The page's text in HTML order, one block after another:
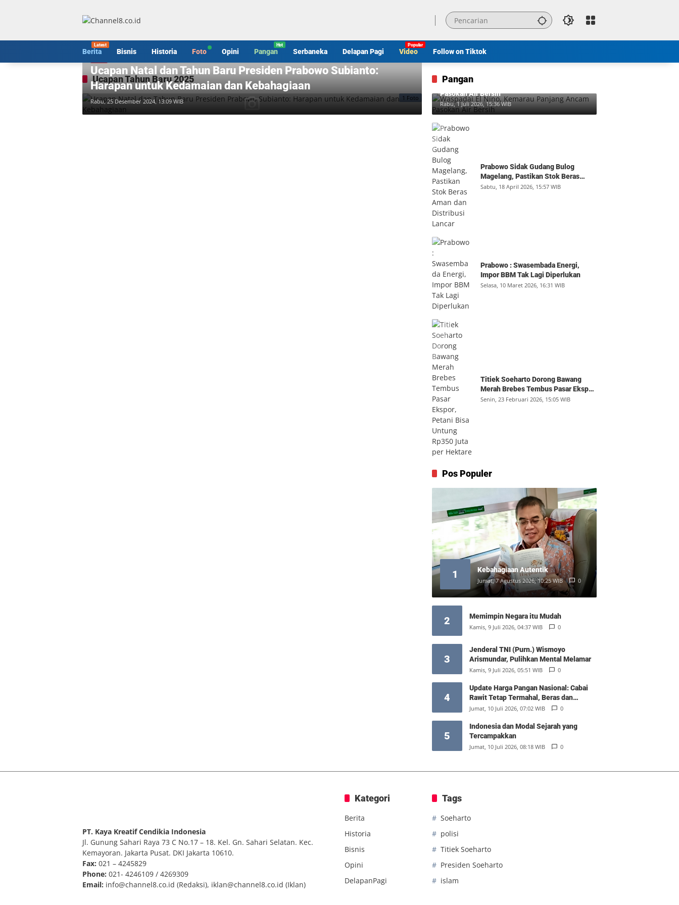
Berita Bisnis Historia Foto Opini Pangan Serbaneka Delapan Pagi Video Follow on Tiktok
Ucapan Tahun Baru 2025
1 Foto
Ucapan Natal dan Tahun Baru Presiden Prabowo Subianto:
Harapan untuk Kedamaian dan Kebahagiaan
Rabu, 25 Desember 2024, 13:09 WIB
Pangan
Waspadai El Nino, Kemarau Panjang Ancam
Pasokan Air Bersih
Rabu, 1 Juli 2026, 15:36 WIB
Prabowo Sidak Gudang Bulog
Magelang, Pastikan Stok Beras
Aman dan Distribusi Lancar
Sabtu, 18 April 2026, 15:57 WIB
Prabowo : Swasembada Energi,
Impor BBM Tak Lagi Diperlukan
Selasa, 10 Maret 2026, 16:31 WIB
Titiek Soeharto Dorong Bawang
Merah Brebes Tembus Pasar Ekspor,
Petani Bisa Untung Rp350 Juta per
Senin, 23 Februari 2026, 15:05 WIB
Pos Populer
1 Kebahagiaan Autentik
Jumat, 7 Agustus 2026, 10:25 WIB 0
2 Memimpin Negara itu Mudah
Kamis, 9 Juli 2026, 04:37 WIB 0
3
Jenderal TNI (Purn.) Wismoyo
Arismundar, Pulihkan Mental Melamar
Kamis, 9 Juli 2026, 05:51 WIB 0
4
Update Harga Pangan Nasional: Cabai
Rawit Tetap Termahal, Beras dan
Minyak Goreng Stabil
Jumat, 10 Juli 2026, 07:02 WIB 0
5
Indonesia dan Modal Sejarah yang
Tercampakkan
Jumat, 10 Juli 2026, 08:18 WIB 0
PT. Kaya Kreatif Cendikia Indonesia
Jl. Gunung Sahari Raya 73 C No.17 – 18. Kel. Gn. Sahari Selatan. Kec.
Kemayoran. Jakarta Pusat. DKI Jakarta 10610.
Fax: 021 – 4245829
Phone: 021- 4246109 / 4269309
Email: info@channel8.co.id (Redaksi), iklan@channel8.co.id (Iklan)
Kategori
Berita
Historia
Bisnis
Opini
DelapanPagi
Tags
Soeharto
polisi
Titiek Soeharto
Presiden Soeharto
islam